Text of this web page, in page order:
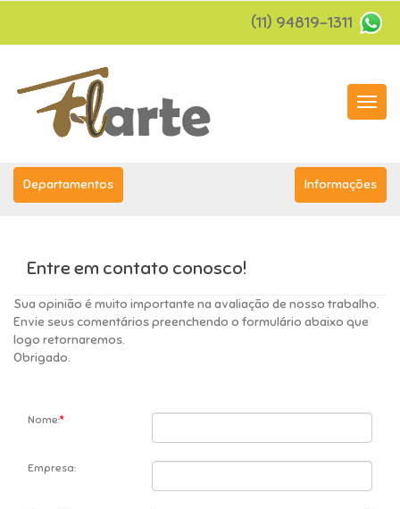
(11) 94819-1311
Menu
Departamentos Informações
Entre em contato conosco!
Sua opinião é muito importante na avaliação de nosso trabalho.
Envie seus comentários preenchendo o formulário abaixo que
logo retornaremos.
Obrigado.
Nome:*
Empresa: